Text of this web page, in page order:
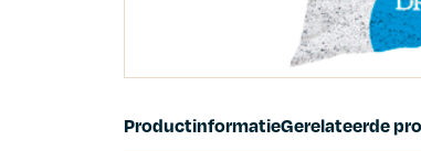
ProductinformatieGerelateerde